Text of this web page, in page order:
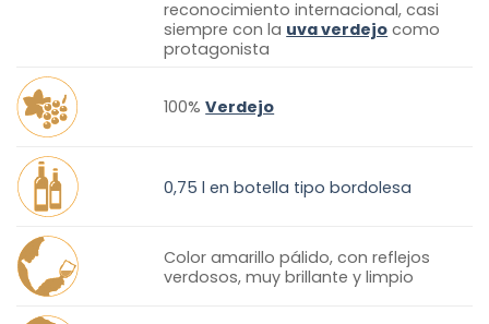
reconocimiento internacional, casi
siempre con la uva verdejo como
protagonista
100%Verdejo
0,75 l en botella tipo bordolesa
Color amarillo pálido, con reflejos
verdosos, muy brillante y limpio